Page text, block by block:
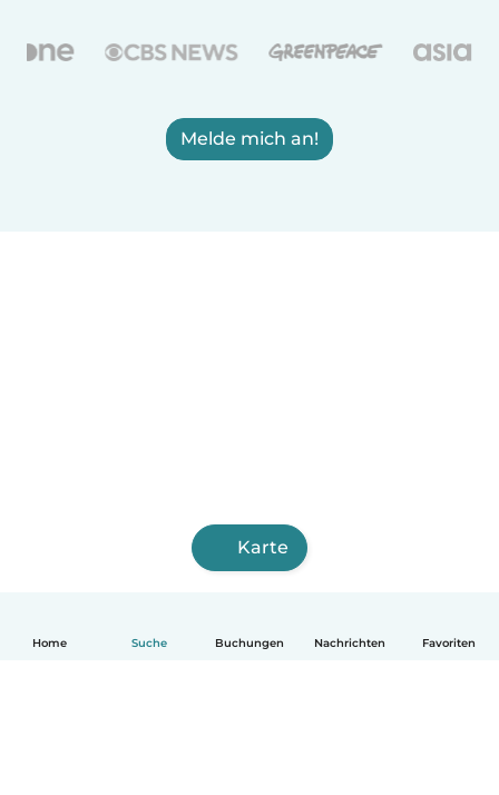
Home Suche Buchungen Nachrichten Favoriten
Melde mich an!
Karte